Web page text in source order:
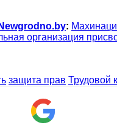
Newgrodno.by:
организация
защита прав Трудовой